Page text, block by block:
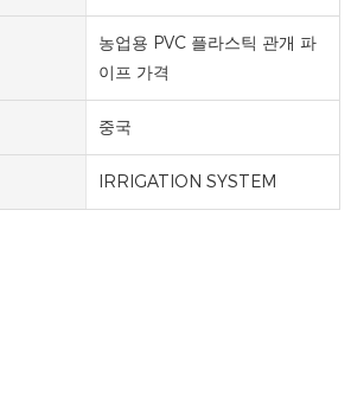
농업용 PVC 플라스틱 관개 파
이프 가격
중국
IRRIGATION SYSTEM